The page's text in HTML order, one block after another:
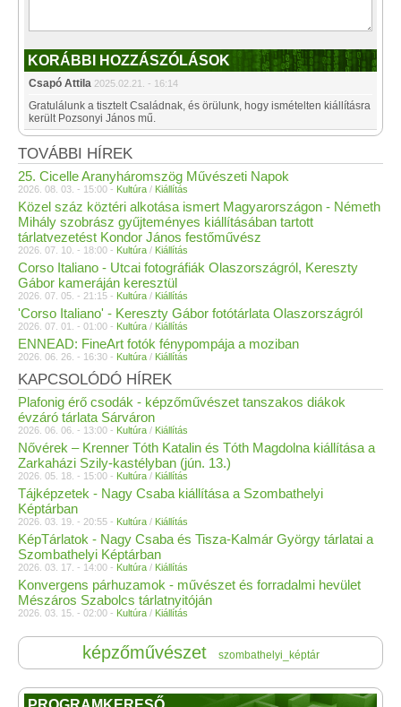
KORÁBBI HOZZÁSZÓLÁSOK
Csapó Attila 2025.02.21. - 16:14
Gratulálunk a tisztelt Családnak, és örülunk, hogy ismételten kiállításra
került Pozsonyi János mű.
TOVÁBBI HÍREK
25. Cicelle Aranyháromszög Művészeti Napok
2026. 08. 03. - 15:00 - Kultúra / Kiállítás
Közel száz köztéri alkotása ismert Magyarországon - Németh
Mihály szobrász gyűjteményes kiállításában tartott
tárlatvezetést Kondor János festőművész
2026. 07. 10. - 18:00 - Kultúra / Kiállítás
Corso Italiano - Utcai fotográfiák Olaszországról, Kereszty
Gábor kameráján keresztül
2026. 07. 05. - 21:15 - Kultúra / Kiállítás
'Corso Italiano' - Kereszty Gábor fotótárlata Olaszországról
2026. 07. 01. - 01:00 - Kultúra / Kiállítás
ENNEAD: FineArt fotók fénypompája a moziban
2026. 06. 26. - 16:30 - Kultúra / Kiállítás
KAPCSOLÓDÓ HÍREK
Plafonig érő csodák - képzőművészet tanszakos diákok
évzáró tárlata Sárváron
2026. 06. 06. - 13:00 - Kultúra / Kiállítás
Nővérek – Krenner Tóth Katalin és Tóth Magdolna kiállítása a
Zarkaházi Szily-kastélyban (jún. 13.)
2026. 05. 18. - 15:00 - Kultúra / Kiállítás
Tájképzetek - Nagy Csaba kiállítása a Szombathelyi
Képtárban
2026. 03. 19. - 20:55 - Kultúra / Kiállítás
KépTárlatok - Nagy Csaba és Tisza-Kalmár György tárlatai a
Szombathelyi Képtárban
2026. 03. 17. - 14:00 - Kultúra / Kiállítás
Konvergens párhuzamok - művészet és forradalmi hevület
Mészáros Szabolcs tárlatnyitóján
2026. 03. 15. - 02:00 - Kultúra / Kiállítás
képzőművészet szombathelyi_képtár